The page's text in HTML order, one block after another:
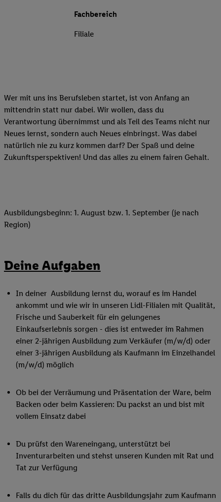
Fachbereich
Filiale
Wer mit uns ins Berufsleben startet, ist von Anfang an
mittendrin statt nur dabei. Wir wollen, dass du
Verantwortung übernimmst und als Teil des Teams nicht nur
Neues lernst, sondern auch Neues einbringst. Was dabei
natürlich nie zu kurz kommen darf? Der Spaß und deine
Zukunftsperspektiven! Und das alles zu einem fairen Gehalt.
Ausbildungsbeginn: 1. August bzw. 1. September (je nach
Region)
Deine Aufgaben
In deiner Ausbildung lernst du, worauf es im Handel
ankommt und wie wir in unseren Lidl-Filialen mit Qualität,
Frische und Sauberkeit für ein gelungenes
Einkaufserlebnis sorgen - dies ist entweder im Rahmen
einer 2-jährigen Ausbildung zum Verkäufer (m/w/d) oder
einer 3-jährigen Ausbildung als Kaufmann im Einzelhandel
(m/w/d) möglich
Ob bei der Verräumung und Präsentation der Ware, beim
Backen oder beim Kassieren: Du packst an und bist mit
vollem Einsatz dabei
Du prüfst den Wareneingang, unterstützt bei
Inventurarbeiten und stehst unseren Kunden mit Rat und
Tat zur Verfügung
Falls du dich für das dritte Ausbildungsjahr zum Kaufmann